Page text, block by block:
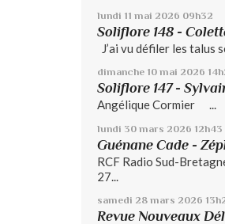
lundi 11 mai 2026 09h32
Soliflore 148 -
J’ai vu défiler les talus
dimanche 10 mai 2026
Soliflore 147 -
Angélique Cormier ...
lundi 30 mars 2026 12h43
Guénane Cade -
RCF Radio Sud-
27...
samedi 28 mars 2026
Revue Nouveaux